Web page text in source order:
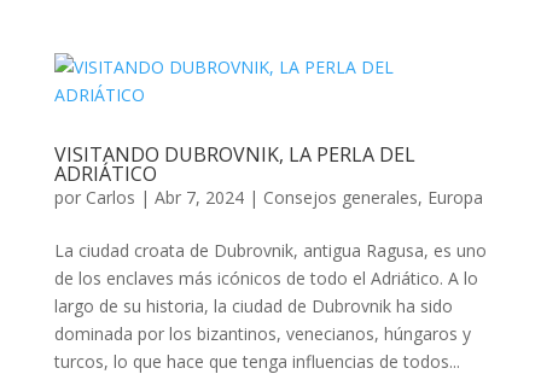
VISITANDO DUBROVNIK, LA PERLA DEL
ADRIÁTICO
por Carlos | Abr 7, 2024| Consejos generales, Europa
La ciudad croata de Dubrovnik, antigua Ragusa, es uno
de los enclaves más icónicos de todo el Adriático. A lo
largo de su historia, la ciudad de Dubrovnik ha sido
dominada por los bizantinos, venecianos, húngaros y
turcos, lo que hace que tenga influencias de todos...